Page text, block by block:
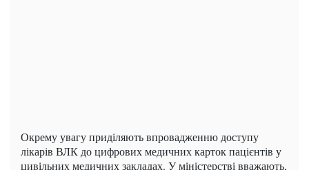
Окрему увагу приділяють впровадженню доступу
лікарів ВЛК до цифрових медичних карток пацієнтів у
цивільних медичних закладах. У міністерстві вважають,